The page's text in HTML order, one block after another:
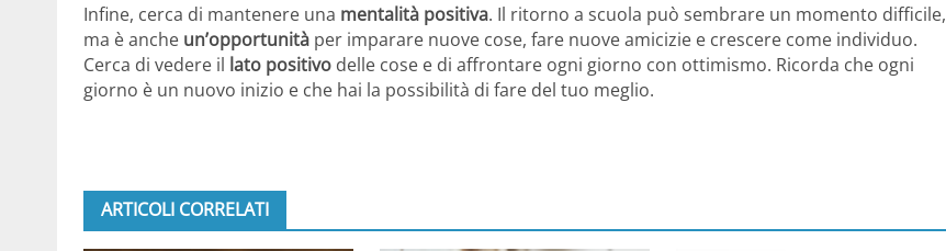
Infine, cerca di mantenere una mentalità positiva. Il ritorno a scuola può sembrare un momento difficile,
ma è anche un’opportunità per imparare nuove cose, fare nuove amicizie e crescere come individuo.
Cerca di vedere il lato positivo delle cose e di affrontare ogni giorno con ottimismo. Ricorda che ogni
giorno è un nuovo inizio e che hai la possibilità di fare del tuo meglio.
ARTICOLI CORRELATI